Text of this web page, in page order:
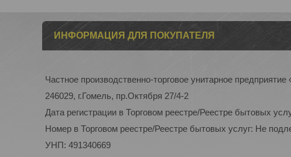
ИНФОРМАЦИЯ ДЛЯ ПОКУПАТЕЛЯ
Частное производственно-торговое унитарное
246029, г.Гомель, пр.Октября 27/4-2
Дата регистрации в Торговом реестре/Реестре бытовых
Номер в Торговом реестре/Реестре бытовых услуг: Не
УНП: 491340669